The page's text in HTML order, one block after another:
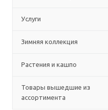
Услуги
Зимняя коллекция
Растения и кашпо
Товары вышедшие из
ассортимента